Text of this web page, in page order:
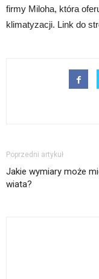
firmy Miloha, która
klimatyzacji. Link do
Poprzedni artykuł
Jakie wymiary może
wiata?